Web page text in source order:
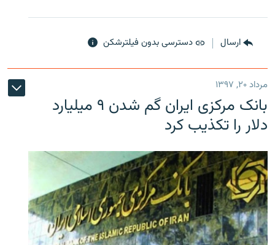
ارسال دسترسی بدون فیلترشکن
مرداد ۲۰, ۱۳۹۷
بانک مرکزی ایران گم شدن ۹ میلیارد
دلار را تکذیب کرد